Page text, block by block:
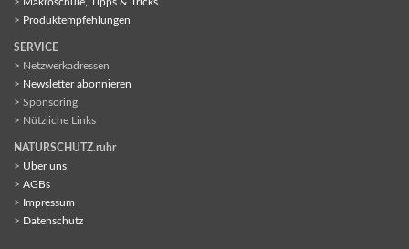
> Produktempfehlungen
SERVICE
> Netzwerkadressen
> Newsletter abonnieren
> Sponsoring
> Nützliche Links
NATURSCHUTZ.ruhr
> Über uns
> AGBs
> Impressum
> Datenschutz